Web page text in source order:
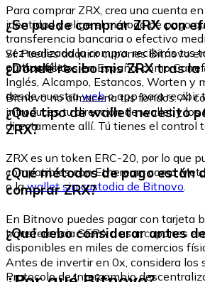
Para comprar ZRX, crea una cuenta
identidad y elige el método de pago
transferencia bancaria o efectivo
vez realizada la compra, recibirás tus
en tu wallet.
¿Se puede comprar ZRX con
Sí. Puedes adquirir cupones Bitnovo
puntos físicos en España, como
Inglés, Alcampo, Estancos, Worten y
desde nuestrawebo app para recibir
¿Dónde recibo mis ZRX tras la
Bitnovo no almacena tus fondos. Al
introduces tu dirección de wallet y
directamente allí. Tú tienes el control
¿Qué tipo de wallet necesito
ZRX?
ZRX es un token ERC-20, por lo que
compatibles con Ethereum como
o lawallet sin custodia de Bitnovo.
¿Qué métodos de pago están
comprar ZRX?
En Bitnovo puedes pagar con tarjeta
transferencia SEPA o usar cupones
disponibles en miles de comercios
¿Qué debo considerar antes
Antes de invertir en 0x, considera los
Protocolo de intercambio